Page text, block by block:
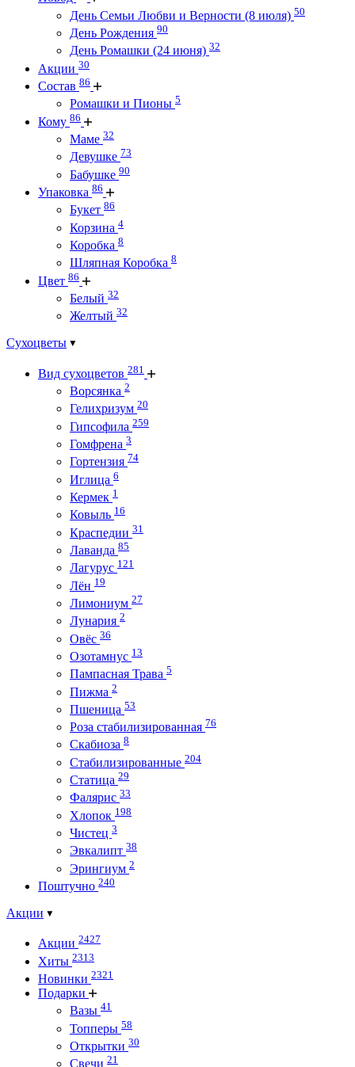
День Семьи Любви и Верности (8 июля) 50
День Рождения 90
День Ромашки (24 июня) 32
Акции 30
Состав 86
Ромашки и Пионы 5
Кому 86
Маме 32
Девушке 73
Бабушке 90
Упаковка 86
Букет 86
Корзина 4
Коробка 8
Шляпная Коробка 8
Цвет 86
Белый 32
Желтый 32
Сухоцветы
Вид сухоцветов 281
Ворсянка 2
Гелихризум 20
Гипсофила 259
Гомфрена 3
Гортензия 74
Иглица 6
Кермек 1
Ковыль 16
Краспедии 31
Лаванда 85
Лагурус 121
Лён 19
Лимониум 27
Лунария 2
Овёс 36
Озотамнус 13
Пампасная Трава 5
Пижма 2
Пшеница 53
Роза стабилизированная 76
Скабиоза 8
Стабилизированные 204
Статица 29
Фалярис 33
Хлопок 198
Чистец 3
Эвкалипт 38
Эрингиум 2
Поштучно 240
Акции
Акции 2427
Хиты 2313
Новинки 2321
Подарки
Вазы 41
Топперы 58
Открытки 30
Свечи 21